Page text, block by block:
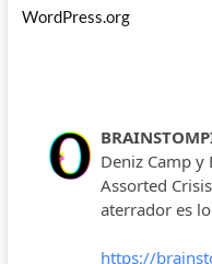
WordPress.org